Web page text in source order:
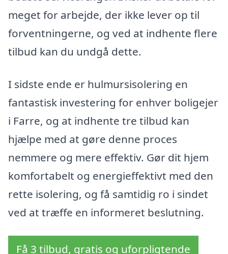
meget for arbejde, der ikke lever op til
forventningerne, og ved at indhente flere
tilbud kan du undgå dette.
I sidste ende er hulmursisolering en
fantastisk investering for enhver boligejer
i Farre, og at indhente tre tilbud kan
hjælpe med at gøre denne proces
nemmere og mere effektiv. Gør dit hjem
komfortabelt og energieffektivt med den
rette isolering, og få samtidig ro i sindet
ved at træffe en informeret beslutning.
Få 3 tilbud, gratis og uforpligtende